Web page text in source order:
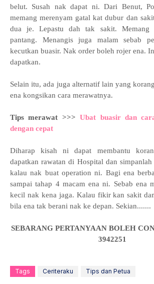
belut. Susah nak dapat ni. Dari Benut,
memang merenyam gatal kat dubur dan
dua je. Lepastu dah tak sakit. Memang
pantang. Menangis juga malam sebab
kecutkan buasir. Nak order boleh rojer ena.
dapatkan.
Selain itu, ada juga alternatif lain yang
ena kongsikan cara merawatnya.
Tips merawat >>> Ubat buasir dan
dengan cepat
Diharap kisah ni dapat membantu
dapatkan rawatan di Hospital dan
kalau nak buat operation ni. Bagi ena
sampai tahap 4 macam ena ni. Sebab ena
kecil nak kena jaga. Kalau fikir kan sakit
bila ena tak berani nak ke depan. Sekian.......
SEBARANG PERTANYAAN BOLEH
3942251
Tags Ceriteraku Tips dan Petua